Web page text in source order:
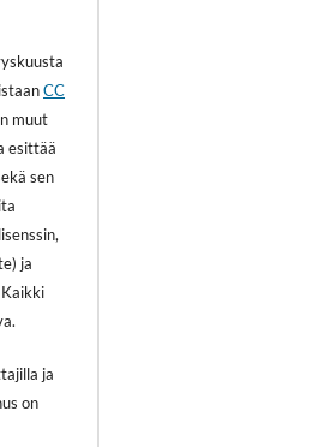
CC
muut
esittää
sen
ja
ja
on